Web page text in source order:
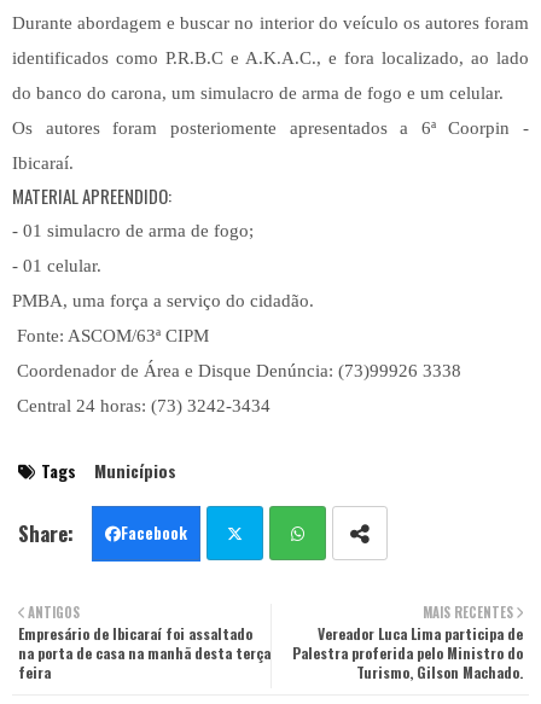
Durante abordagem e buscar no interior do veículo os autores foram
identificados como P.R.B.C e A.K.A.C., e fora localizado, ao lado
do banco do carona, um simulacro de arma de fogo e um celular.
Os autores foram posteriomente apresentados a 6ª Coorpin -
Ibicaraí.
MATERIAL APREENDIDO:
- 01 simulacro de arma de fogo;
- 01 celular.
PMBA, uma força a serviço do cidadão.
Fonte: ASCOM/63ª CIPM
Coordenador de Área e Disque Denúncia: (73)99926 3338
Central 24 horas: (73) 3242-3434
Tags Municípios
Facebook
ter
MAIS RECENTES
Vereador Luca Lima participa de
Palestra proferida pelo Ministro do
Turismo, Gilson Machado.
ANTIGOS
Empresário de Ibicaraí foi assaltado
na porta de casa na manhã desta terça
feira